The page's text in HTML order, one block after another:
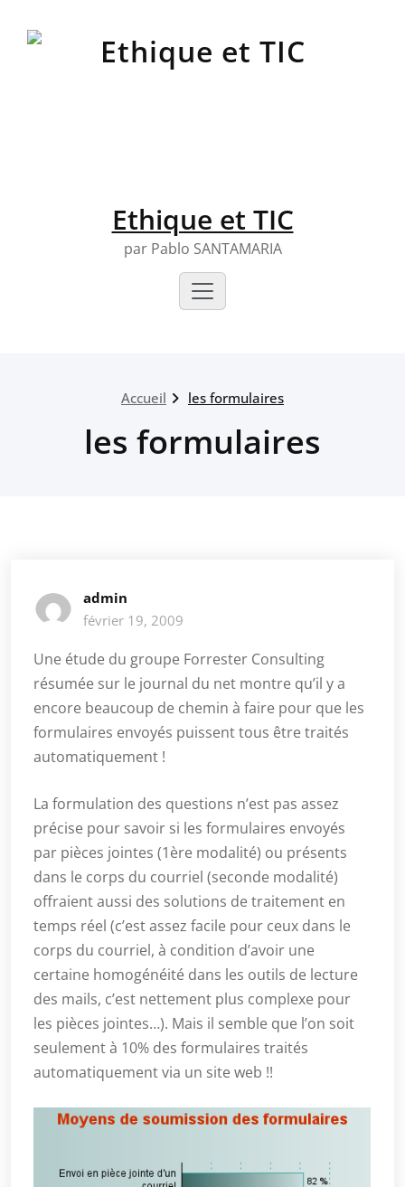
Ethique et TIC
par Pablo SANTAMARIA
Accueil les formulaires
les formulaires
admin
février 19, 2009
Une étude du groupe Forrester Consulting
résumée sur le journal du net montre qu’il y a
encore beaucoup de chemin à faire pour que les
formulaires envoyés puissent tous être traités
automatiquement !
La formulation des questions n’est pas assez
précise pour savoir si les formulaires envoyés
par pièces jointes (1ère modalité) ou présents
dans le corps du courriel (seconde modalité)
offraient aussi des solutions de traitement en
temps réel (c’est assez facile pour ceux dans le
corps du courriel, à condition d’avoir une
certaine homogénéité dans les outils de lecture
des mails, c’est nettement plus complexe pour
les pièces jointes…). Mais il semble que l’on soit
seulement à 10% des formulaires traités
automatiquement via un site web !!